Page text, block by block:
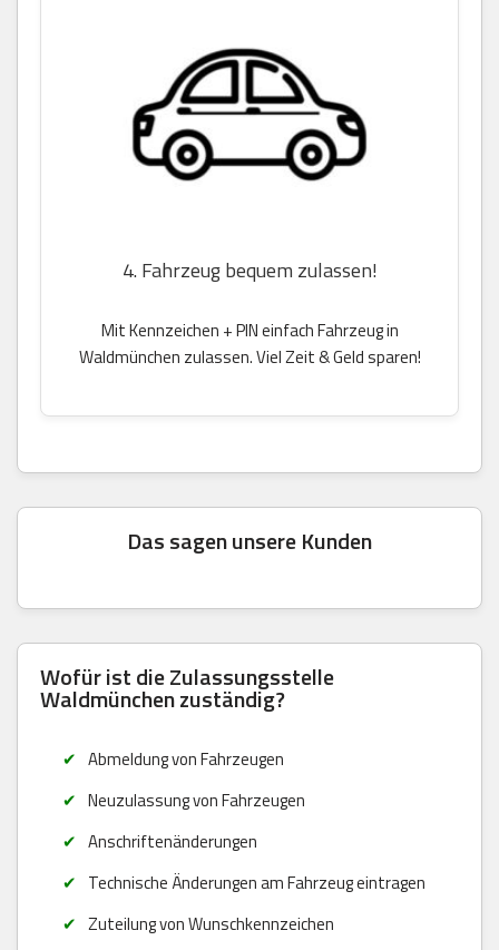
4. Fahrzeug bequem zulassen!
Mit Kennzeichen + PIN einfach Fahrzeug in
Waldmünchen zulassen. Viel Zeit & Geld sparen!
Das sagen unsere Kunden
Wofür ist die Zulassungsstelle
Waldmünchen zuständig?
Abmeldung von Fahrzeugen
Neuzulassung von Fahrzeugen
Anschriftenänderungen
Technische Änderungen am Fahrzeug eintragen
Zuteilung von Wunschkennzeichen